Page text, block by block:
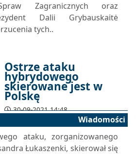
Zagranicznych oraz
Dalii Grybauskaitė
tych..
Ostrze ataku
hybrydowego
skierowane jest w
Polskę
30-09-2021 14:48
Wiadomości
ataku, zorganizowanego
Łukaszenki, skierował się